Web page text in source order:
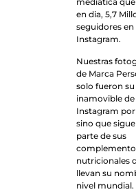
en dia, 5,7
seguidores en
Instagram.
Nuestras
de Marca
solo fueron
inamovible de
Instagram por
sino que
parte de sus
nutricionales
llevan su
nivel mundial.